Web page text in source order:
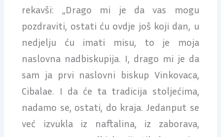
rekavši: „Drago mi je da vas mogu
pozdraviti, ostati ću ovdje još koji dan, u
nedjelju ću imati misu, to je moja
naslovna nadbiskupija. I, drago mi je da
sam ja prvi naslovni biskup Vinkovaca,
Cibalae. I da će ta tradicija stoljećima,
nadamo se, ostati, do kraja. Jedanput se
već izvukla iz naftalina, iz zaborava,